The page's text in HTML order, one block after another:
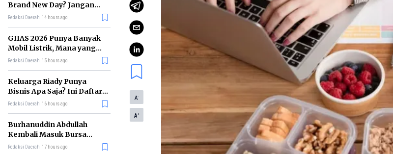
Brand New Day? Jangan
Lewatkan 6 Film Penting
Redaksi Daerah 14 hours ago
GIIAS 2026 Punya Banyak
Mobil Listrik, Mana yang
Cocok untuk Gaji Rp10 Juta?
Redaksi Daerah 15 hours ago
Keluarga Riady Punya
Bisnis Apa Saja? Ini Daftar
Kerajaan Usahanya
Redaksi Daerah 16 hours ago
Burhanuddin Abdullah
Kembali Masuk Bursa
Gubernur BI, Ini Rekam
Redaksi Daerah 17 hours ago
A-
A+